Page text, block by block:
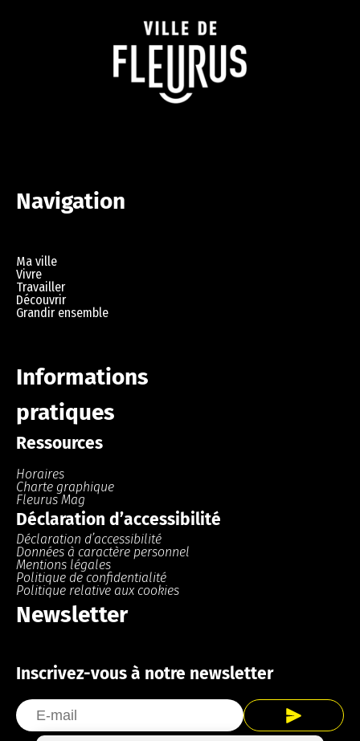
Navigation
Ma ville
Vivre
Travailler
Découvrir
Grandir ensemble
Informations
pratiques
Ressources
Horaires
Charte graphique
Fleurus Mag
Déclaration d’accessibilité
Déclaration d’accessibilité
Données à caractère personnel
Mentions légales
Politique de confidentialité
Politique relative aux cookies
Newsletter
Inscrivez-vous à notre newsletter